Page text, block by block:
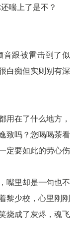
喘上了是不？
跟被雷击到了似
白痴但实则别有深
用在了什么地方，
致吗？您喝喝茶看
定要如此的劳心伤
嘴里却是一句也不
黎少校，心里刚刚
烧成了灰烬，魂飞